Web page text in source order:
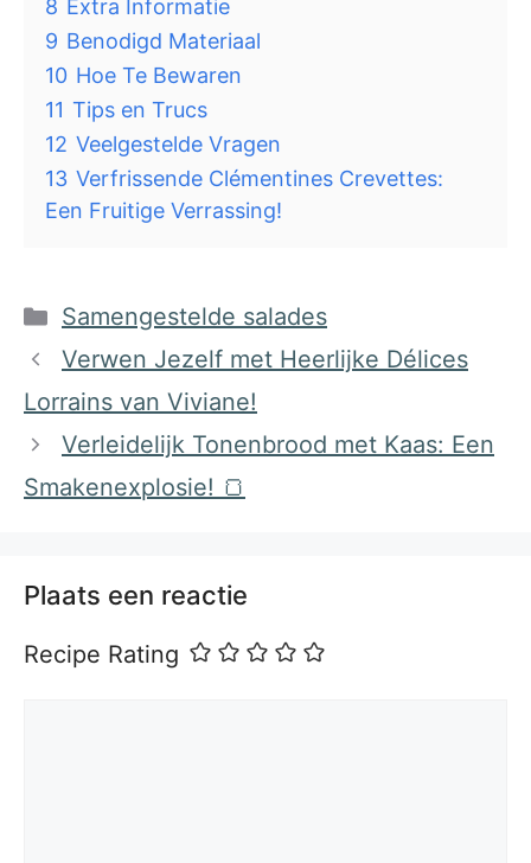
8 Extra Informatie
9 Benodigd Materiaal
10 Hoe Te Bewaren
11 Tips en Trucs
12 Veelgestelde Vragen
13 Verfrissende Clémentines Crevettes:
Een Fruitige Verrassing!
Categorieën
Samengestelde salades
Verwen Jezelf met Heerlijke Délices
Lorrains van Viviane!
Verleidelijk Tonenbrood met Kaas: Een
Smakenexplosie! 🍞
Plaats een reactie
Recipe Rating